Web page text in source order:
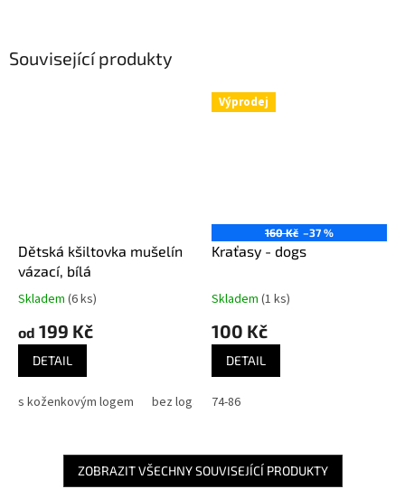
Související produkty
Dětská kšiltovka mušelín
vázací, bílá
Skladem (6 ks)
od 199 Kč
DETAIL
s koženkovým logem bez loga
Výprodej
160 Kč –37 %
Kraťasy - dogs
Skladem (1 ks)
100 Kč
DETAIL
74-86
ZOBRAZIT VŠECHNY SOUVISEJÍCÍ PRODUKTY